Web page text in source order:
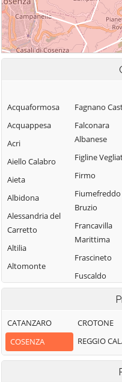
Acquaformosa
Acquappesa
Acri
Aiello Calabro
Aieta
Albidona
Alessandria del
Carretto
Altilia
Altomonte
Amantea
Aprigliano
Belmonte
Calabro
Fagnano
Falconara
Albanese
Figline
Firmo
Fiumefreddo
Bruzio
Francavilla
Marittima
Frascineto
Fuscaldo
Piemontese
Lago
CATANZARO
COSENZA
CROTONE
REGGIO